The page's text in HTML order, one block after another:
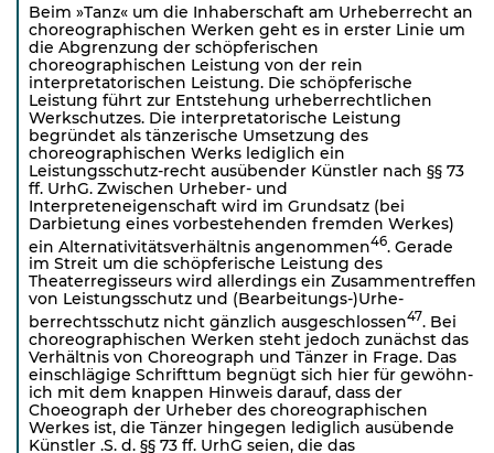
Beim »Tanz« um die Inhaberschaft am Urheberrecht an
choreographischen Werken geht es in erster Linie um
die Abgrenzung der schöpferischen
choreographischen Leistung von der rein
interpretatorischen Leistung. Die schöpferische
Leistung führt zur Entstehung urheberrechtlichen
Werkschutzes. Die interpretatorische Leistung
begründet als tänzerische Umsetzung des
choreographischen Werks lediglich ein
Leistungsschutz-recht ausübender Künstler nach §§ 73
ff. UrhG. Zwischen Urheber- und
Interpreteneigenschaft wird im Grundsatz (bei
Darbietung eines vorbestehenden fremden Werkes)
ein Alternativitätsverhältnis angenommen46. Gerade
im Streit um die schöpferische Leistung des
Theaterregisseurs wird allerdings ein Zusammentreffen
von Leistungsschutz und (Bearbeitungs-)Urhe­
berrechtsschutz nicht gänzlich ausgeschlossen47. Bei
choreographischen Werken steht jedoch zunächst das
Verhältnis von Choreograph und Tänzer in Frage. Das
einschlägige Schrifttum begnügt sich hier für gewöhn-
ich mit dem knappen Hinweis darauf, dass der
Choeograph der Urheber des choreographischen
Werkes ist, die Tänzer hingegen lediglich ausübende
Künstler .S. d. §§ 73 ff. UrhG seien, die das